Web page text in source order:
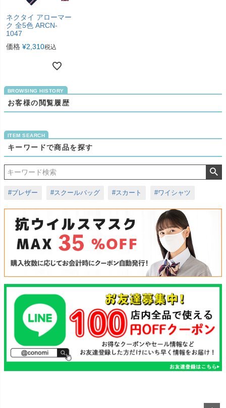
ネクタイ アローマー
ク 全5色 ARCN-
1047
価格 ¥2,310税込
お客様の閲覧履歴
キーワードで商品を探す
#ブレザー #スクールバッグ #スカート #ワイシャツ